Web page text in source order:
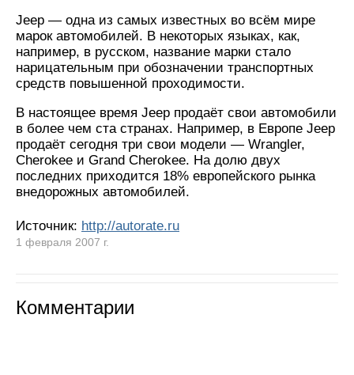
Jeep — одна из самых известных во всём мире
марок автомобилей. В некоторых языках, как,
например, в русском, название марки стало
нарицательным при обозначении транспортных
средств повышенной проходимости.
В настоящее время Jeep продаёт свои автомобили
в более чем ста странах. Например, в Европе Jeep
продаёт сегодня три свои модели — Wrangler,
Cherokee и Grand Cherokee. На долю двух
последних приходится 18% европейского рынка
внедорожных автомобилей.
Источник: http://autorate.ru
1 февраля 2007 г.
Комментарии